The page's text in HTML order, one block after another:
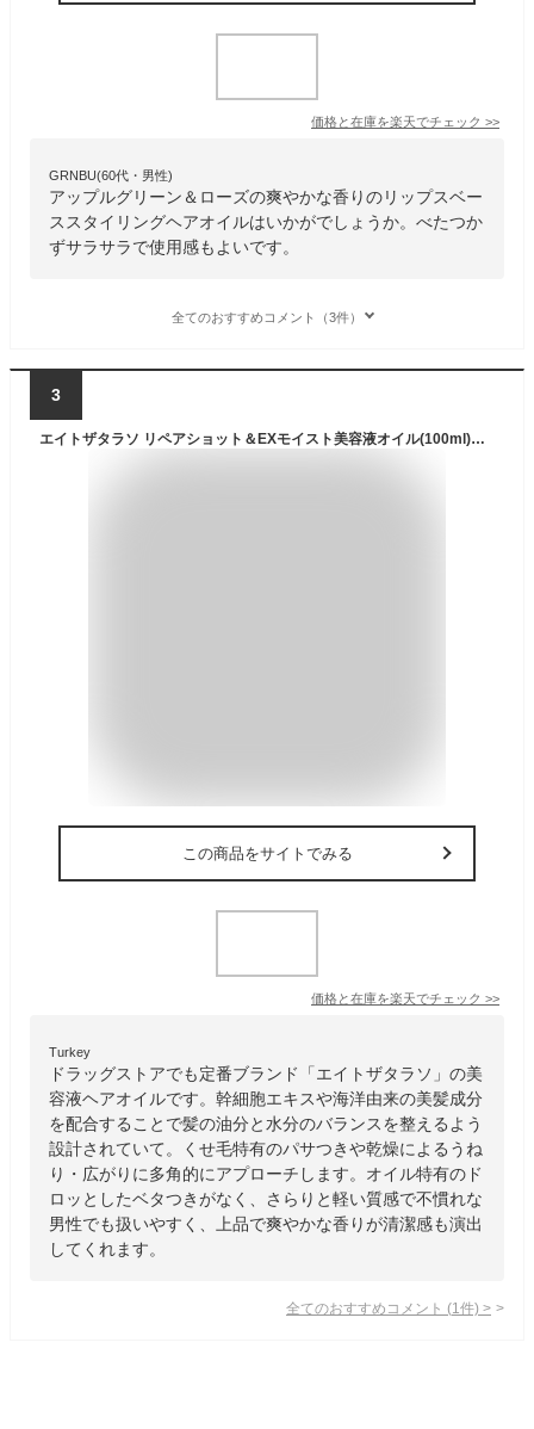
価格と在庫を楽天でチェック >>
GRNBU(60代・男性)
アップルグリーン＆ローズの爽やかな香りのリップスベー
ススタイリングヘアオイルはいかがでしょうか。べたつか
ずサラサラで使用感もよいです。
全てのおすすめコメント（3件）
3
エイトザタラソ リペアショット＆EXモイスト美容液オイル(100ml)【エイトザタラソ】
この商品をサイトでみる
価格と在庫を楽天でチェック >>
Turkey
ドラッグストアでも定番ブランド「エイトザタラソ」の美
容液ヘアオイルです。幹細胞エキスや海洋由来の美髪成分
を配合することで髪の油分と水分のバランスを整えるよう
設計されていて。くせ毛特有のパサつきや乾燥によるうね
り・広がりに多角的にアプローチします。オイル特有のド
ロッとしたベタつきがなく、さらりと軽い質感で不慣れな
男性でも扱いやすく、上品で爽やかな香りが清潔感も演出
してくれます。
全てのおすすめコメント (1 件) >